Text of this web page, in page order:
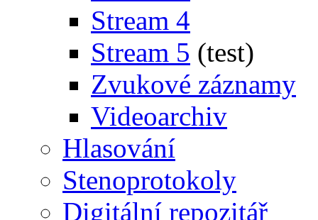
Stream 4
Stream 5 (test)
Zvukové záznamy
Videoarchiv
Hlasování
Stenoprotokoly
Digitální repozitář